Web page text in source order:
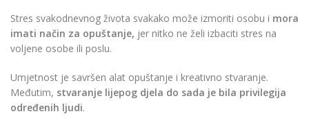
Stres svakodnevnog života svakako može izmoriti osobu i mora
imati način za opuštanje, jer nitko ne želi izbaciti stres na
voljene osobe ili poslu.
Umjetnost je savršen alat opuštanje i kreativno stvaranje.
Međutim, stvaranje lijepog djela do sada je bila privilegija
određenih ljudi.